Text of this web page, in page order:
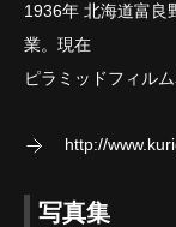
1936年 北海道富良
業。現在
ピラミッドフィル
http://
写真集